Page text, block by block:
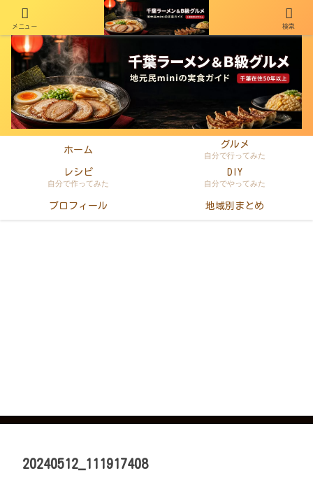
千葉在住50年以上のminiがラーメン・町中華・B級グルメを本音レビュー
ホーム
グルメ
自分で行ってみた
レシピ
自分で作ってみた
DIY
自分でやってみた
プロフィール 地域別まとめ
20240512_111917408
メニュー 検索